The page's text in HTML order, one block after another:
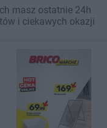
masz ostatnie 24h
i ciekawych okazji